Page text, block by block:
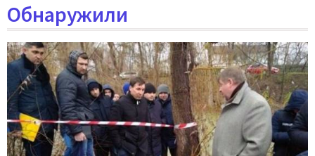
Обнаружили